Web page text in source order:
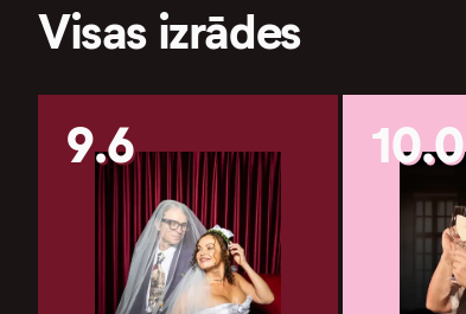
Visas izrādes
9.6
10.0